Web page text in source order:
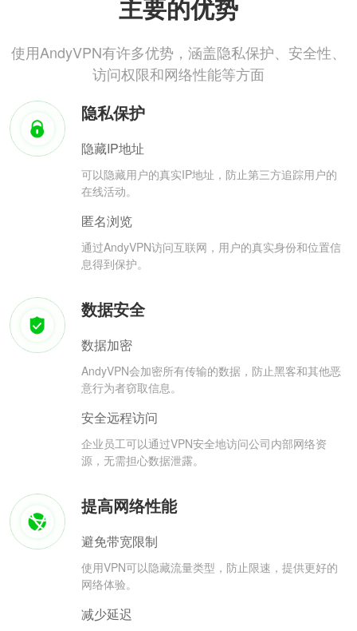
主要的优势
使用AndyVPN有许多优势，涵盖隐私保护、安全性、
访问权限和网络性能等方面
隐私保护
隐藏IP地址
可以隐藏用户的真实IP地址，防止第三方追踪用户的
在线活动。
匿名浏览
通过AndyVPN访问互联网，用户的真实身份和位置信
息得到保护。
数据安全
数据加密
AndyVPN会加密所有传输的数据，防止黑客和其他恶
意行为者窃取信息。
安全远程访问
企业员工可以通过VPN安全地访问公司内部网络资
源，无需担心数据泄露。
提高网络性能
避免带宽限制
使用VPN可以隐藏流量类型，防止限速，提供更好的
网络体验。
减少延迟